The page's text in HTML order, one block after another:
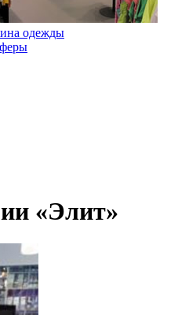
одежды
«Элит»